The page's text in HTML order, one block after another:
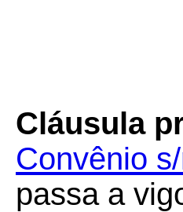
Cláusula
Convênio
passa a